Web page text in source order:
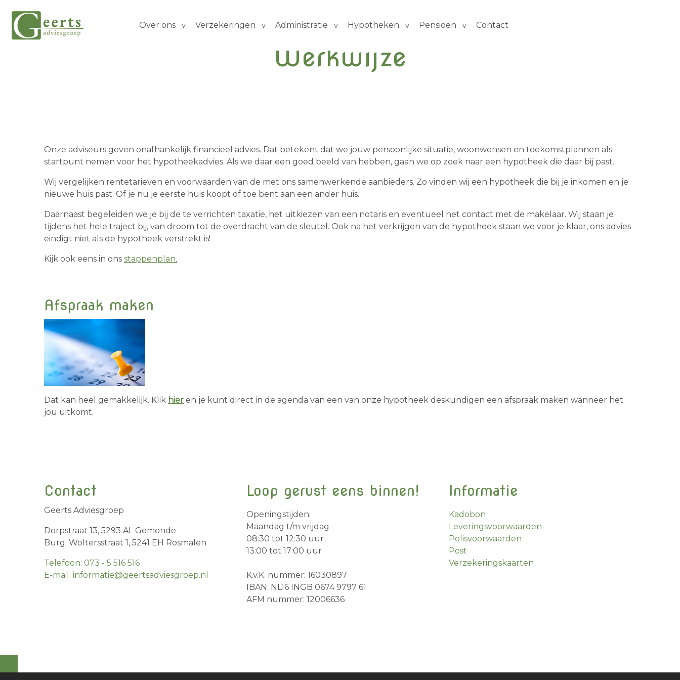
Over ons Verzekeringen Administratie Hypotheken Pensioen Contact
Werkwijze
Onze adviseurs geven onafhankelijk financieel advies. Dat betekent dat we jouw persoonlijke situatie, woonwensen en toekomstplannen als
startpunt nemen voor het hypotheekadvies. Als we daar een goed beeld van hebben, gaan we op zoek naar een hypotheek die daar bij past.
Wij vergelijken rentetarieven en voorwaarden van de met ons samenwerkende aanbieders. Zo vinden wij een hypotheek die bij je inkomen en je
nieuwe huis past. Of je nu je eerste huis koopt of toe bent aan een ander huis.
Daarnaast begeleiden we je bij de te verrichten taxatie, het uitkiezen van een notaris en eventueel het contact met de makelaar. Wij staan je
tijdens het hele traject bij, van droom tot de overdracht van de sleutel. Ook na het verkrijgen van de hypotheek staan we voor je klaar, ons advies
eindigt niet als de hypotheek verstrekt is!
Kijk ook eens in ons stappenplan.
Afspraak maken
Dat kan heel gemakkelijk. Klik hier en je kunt direct in de agenda van een van onze hypotheek deskundigen een afspraak maken wanneer het
jou uitkomt.
Contact
Geerts Adviesgroep
Dorpstraat 13, 5293 AL Gemonde
Burg. Woltersstraat 1, 5241 EH Rosmalen
Telefoon: 073 - 5 516 516
E-mail: informatie@geertsadviesgroep.nl
Loop gerust eens binnen!
Openingstijden:
Maandag t/m vrijdag
08:30 tot 12:30 uur
13:00 tot 17:00 uur
K.v.K. nummer: 16030897
IBAN: NL16 INGB 0674 9797 61
AFM nummer: 12006636
Informatie
Kadobon
Leveringsvoorwaarden
Polisvoorwaarden
Post
Verzekeringskaarten